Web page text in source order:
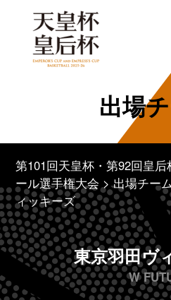
出場
第101回天皇杯・第92回皇
ール選手権大会
出場チー
ィッキーズ
東京羽田ヴ
W